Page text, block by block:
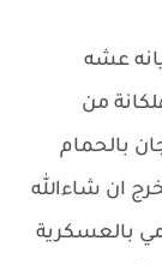
عشه
من
بالحمام
ان شاءالله
بالعسكرية